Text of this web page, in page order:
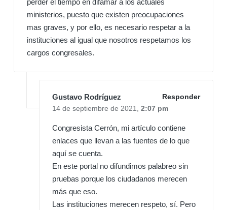
ministerios, puesto que existen preocupaciones
mas graves, y por ello, es necesario respetar a la
instituciones al igual que nosotros respetamos los
cargos congresales.
Gustavo Rodríguez
Responder
14 de septiembre de 2021, 2:07 pm
Congresista Cerrón, mi artículo contiene
enlaces que llevan a las fuentes de lo que
aquí se cuenta.
En este portal no difundimos palabreo sin
pruebas porque los ciudadanos merecen
más que eso.
Las instituciones merecen respeto, sí. Pero